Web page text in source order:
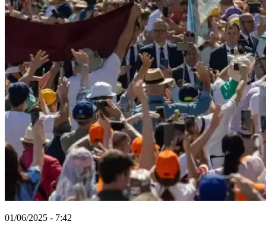
01/06/2025 - 7:42